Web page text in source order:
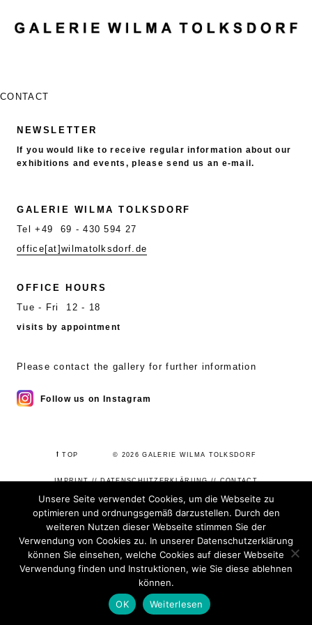
CONTACT
NEWSLETTER
If you would like to receive regular information about our
exhibitions and events, please send us an e-mail.
GALERIE WILMA TOLKSDORF
Tel +49 69 - 430 594 27
office[at]wilmatolksdorf.de
OFFICE HOURS
Tue - Fri 12 - 18
visits by appointment
Please contact the gallery for further information
Follow us on Instagram
⭡TOP © 2026 GALERIE WILMA TOLKSDORF
IMPRINT//DATENSCHUTZERKLÄRUNG//CONTACT
Unsere Seite verwendet Cookies, um die Webseite zu
optimieren und ordnungsgemäß darzustellen. Durch den
weiteren Nutzen dieser Webseite stimmen Sie der
Verwendung von Cookies zu. In unserer Datenschutzerklärung
können Sie einsehen, welche Cookies auf dieser Webseite
Verwendung finden und Instruktionen, wie Sie diese ablehnen
können.
OK
Weiterlesen